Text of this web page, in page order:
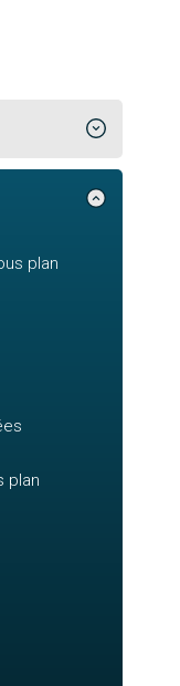
plan
plan